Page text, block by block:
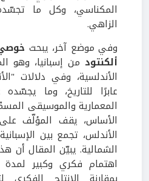
المكناسي، وكل ما
الزاهي.
وفي موضع آخر، يبحث
ألكنتود من إسبانيا، وهو
الأندلسية، وفي دلالات
عابرًا للتاريخ، وما
المعمارية والموسيقى
الأساس، يقف المؤلّف على
الأندلس، تجمع بين
الشمالية. يبيّن المقال أن
اهتمام فكري وكبير